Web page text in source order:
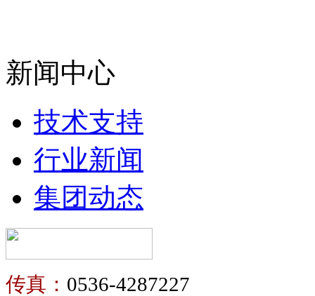
新闻中心
技术支持
行业新闻
集团动态
传真： 0536-4287227